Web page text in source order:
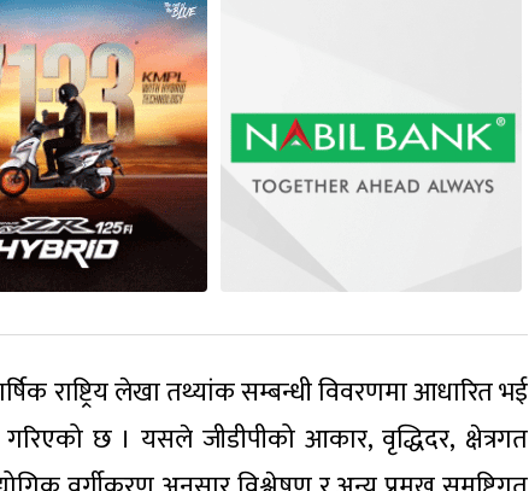
राष्ट्रिय लेखा तथ्यांक सम्बन्धी विवरणमा आधारित भई
छ । यसले जीडीपीको आकार, वृद्धिदर, क्षेत्रगत